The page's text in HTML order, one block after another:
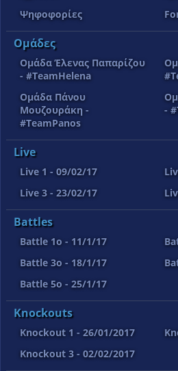
Ψηφοφορίες
Ομάδες
Ομάδα Έλενας Παπαρίζου
- #TeamHelena
Ομάδα Σάκη Ρουβά -
Ομάδα Πάνου
Μουζουράκη -
#TeamPanos
Ομάδα Κωστή Μαραβέγια
-
Live
Live 1 - 09/02/17
Live 3 - 23/02/17
Battles
Battle 1o - 11/1/17
Battle 3o - 18/1/17
Battle 5o - 25/1/17
Knockouts
Knockout 1 - 26/01/2017
Knockout 3 - 02/02/2017